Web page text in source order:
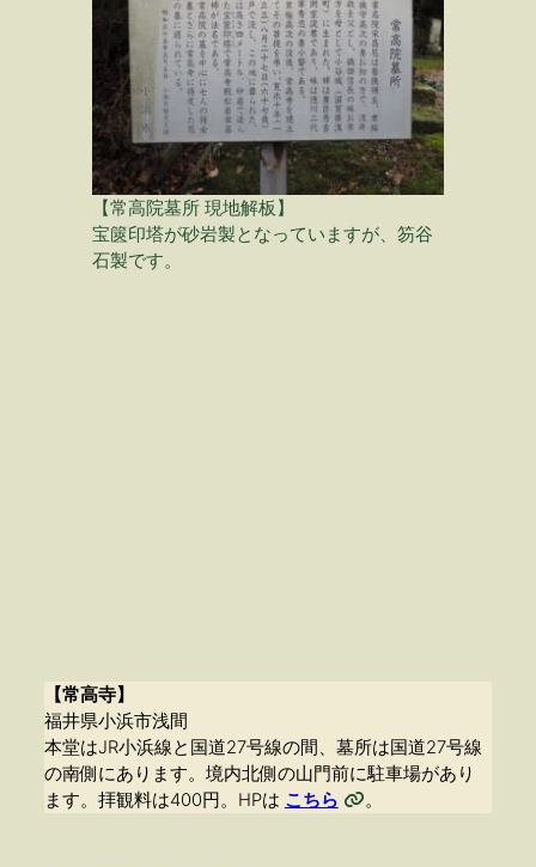
【常高院墓所 現地解板】
宝篋印塔が砂岩製となっていますが、笏谷
石製です。
【常高寺】
福井県小浜市浅間
本堂はJR小浜線と国道27号線の間、墓所は国道27号線
の南側にあります。境内北側の山門前に駐車場があり
ます。拝観料は400円。HPは こちら 。